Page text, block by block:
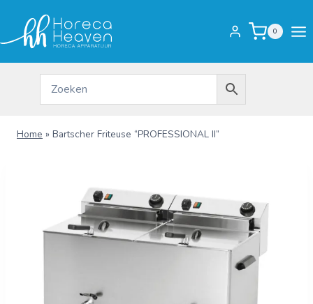
inhoud
0
Home » Bartscher Friteuse “PROFESSIONAL II”